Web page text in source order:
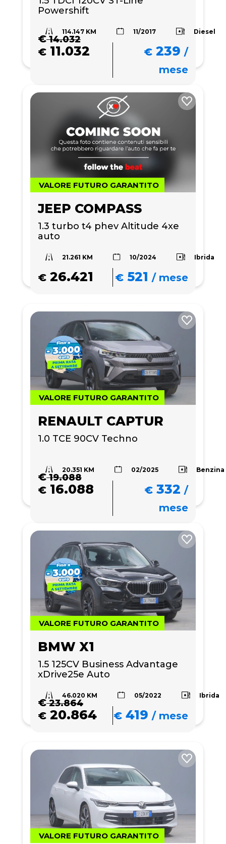
Powershift
114.147 KM 11/2017 Diesel
€14.032
€ 11.032 € 239 /
mese
VALORE FUTURO GARANTITO
JEEP COMPASS
1.3 turbo t4 phev Altitude 4xe
auto
21.261 KM 10/2024 Ibrida
€ 26.421 € 521 /mese
VALORE FUTURO GARANTITO
RENAULT CAPTUR
1.0 TCE 90CV Techno
20.351 KM 02/2025 Benzina
€19.088
€ 16.088 € 332 /
mese
VALORE FUTURO GARANTITO
BMW X1
1.5 125CV Business Advantage
xDrive25e Auto
46.020 KM 05/2022 Ibrida
€23.864
€ 20.864 € 419 /mese
VALORE FUTURO GARANTITO